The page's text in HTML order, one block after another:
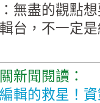
無盡的觀點
台，不一定
新聞閱讀：
輯的救星！